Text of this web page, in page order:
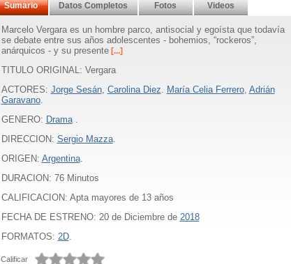
Sumario Datos Completos Fotos Videos
Marcelo Vergara es un hombre parco, antisocial y egoísta que todavía
se debate entre sus años adolescentes - bohemios, “rockeros”,
anárquicos - y su presente[...]
TITULO ORIGINAL: Vergara
ACTORES: Jorge Sesán, Carolina Diez. María Celia Ferrero, Adrián
Garavano.
GENERO: Drama.
DIRECCION: Sergio Mazza.
ORIGEN: Argentina.
DURACION: 76Minutos
CALIFICACION: Apta mayores de 13 años
FECHA DE ESTRENO: 20 de Diciembre de 2018
FORMATOS: 2D.
Calificar